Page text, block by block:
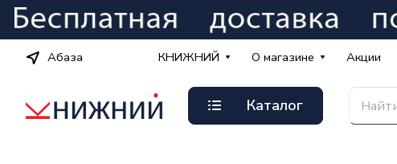
Абаза КНИЖНИЙ О магазине Акции
Каталог